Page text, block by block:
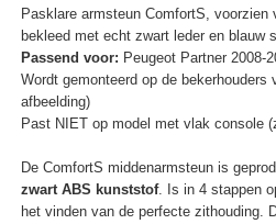
Pasklare armsteun ComfortS,
bekleed met echt zwart leder en blauw
Passend voor: Peugeot Partner 2008-
Wordt gemonteerd op de
afbeelding)
Past NIET op model met vlak console
De ComfortS middenarmsteun is
zwart ABS kunststof. Is in 4 stappen
het vinden van de perfecte zithouding.